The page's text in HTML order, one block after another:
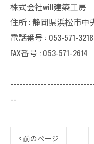
株式会社will建築工房
住所 : 静岡県浜松市中
電話番号 : 053-571-3218
FAX番号 : 053-571-2614
--
< 前のページ